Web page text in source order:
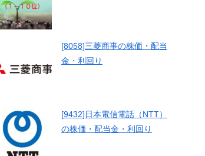
[8058]三菱商事の株価・配当
金・利回り
[9432]日本電信電話（NTT）
の株価・配当金・利回り